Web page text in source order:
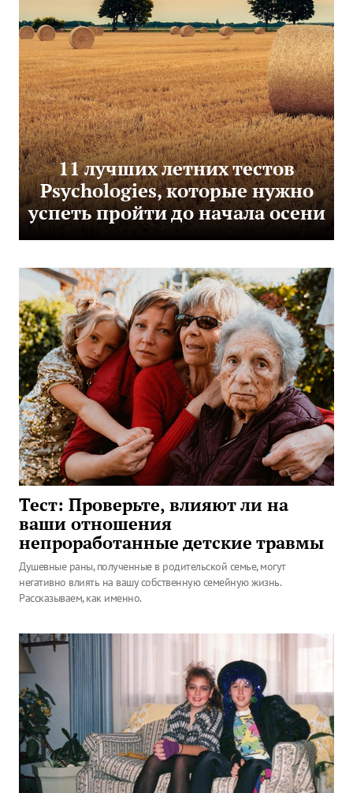
11 лучших летних тестов
Psychologies, которые нужно
успеть пройти до начала осени
Тест: Проверьте, влияют ли на
ваши отношения
непроработанные детские травмы
Душевные раны, полученные в родительской семье, могут
негативно влиять на вашу собственную семейную жизнь.
Рассказываем, как именно.